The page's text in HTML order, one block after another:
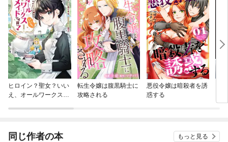
ヒロイン？聖女？いい
え、オールワークスメ
転生令嬢は腹黒騎士に
攻略される
悪役令嬢は暗殺者を誘
惑する
同じ作者の本 もっと見る